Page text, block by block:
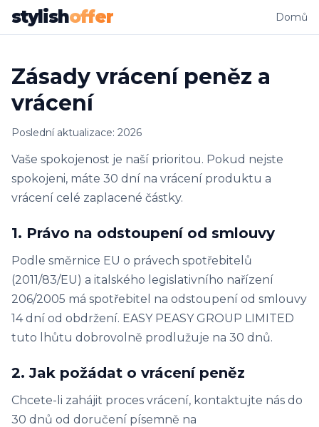
stylishoffer Domů
Zásady vrácení peněz a
vrácení
Poslední aktualizace: 2026
Vaše spokojenost je naší prioritou. Pokud nejste
spokojeni, máte 30 dní na vrácení produktu a
vrácení celé zaplacené částky.
1. Právo na odstoupení od smlouvy
Podle směrnice EU o právech spotřebitelů
(2011/83/EU) a italského legislativního nařízení
206/2005 má spotřebitel na odstoupení od smlouvy
14 dní od obdržení. EASY PEASY GROUP LIMITED
tuto lhůtu dobrovolně prodlužuje na 30 dnů.
2. Jak požádat o vrácení peněz
Chcete-li zahájit proces vrácení, kontaktujte nás do
30 dnů od doručení písemně na